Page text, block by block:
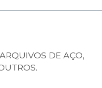
DE AÇO,